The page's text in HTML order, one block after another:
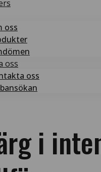
oss
oss
oss
i